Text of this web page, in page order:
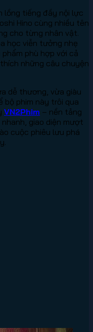
lồng tiếng đầy nội lực
Hino cùng nhiều tên
cho từng nhân vật.
học viễn tưởng nhẹ
phù hợp với cả
những câu chuyện
dễ thương, vừa giàu
bộ phim này trôi qua
VN2Phim – nền tảng
giao diện mượt
cuộc phiêu lưu phá